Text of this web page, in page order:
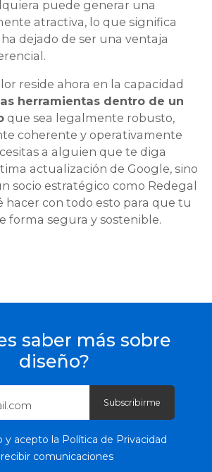
puede generar una
atractiva, lo que significa
dejado de ser una ventaja
reside ahora en la capacidad
herramientas dentro de un
que sea legalmente robusto,
coherente y operativamente
a alguien que te diga
actualización de Google, sino
socio estratégico como Redegal
hacer con todo esto para que tu
forma segura y sostenible.
saber más sobre
diseño?
y acepto la Política de Privacidad
comunicaciones